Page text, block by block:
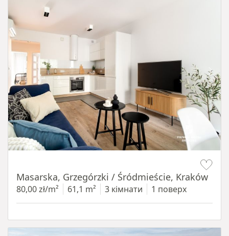
Masarska, Grzegórzki / Śródmieście, Kraków
80,00 zł/m² 61,1 m² 3 кімнати 1 поверх